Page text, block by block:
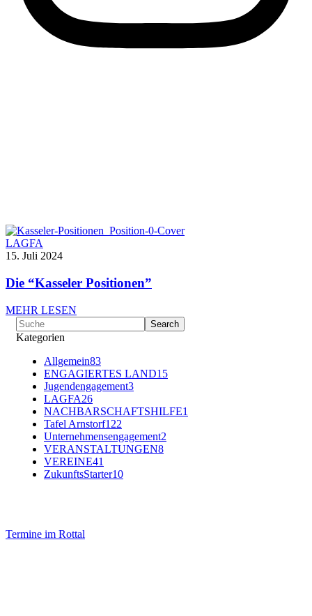
LAGFA
15. Juli 2024
Die “Kasseler Positionen”
MEHR LESEN
Kategorien
Allgemein83
ENGAGIERTES LAND15
Jugendengagement3
LAGFA26
NACHBARSCHAFTSHILFE1
Tafel Arnstorf122
Unternehmensengagement2
VERANSTALTUNGEN8
VEREINE41
ZukunftsStarter10
Termine im Rottal